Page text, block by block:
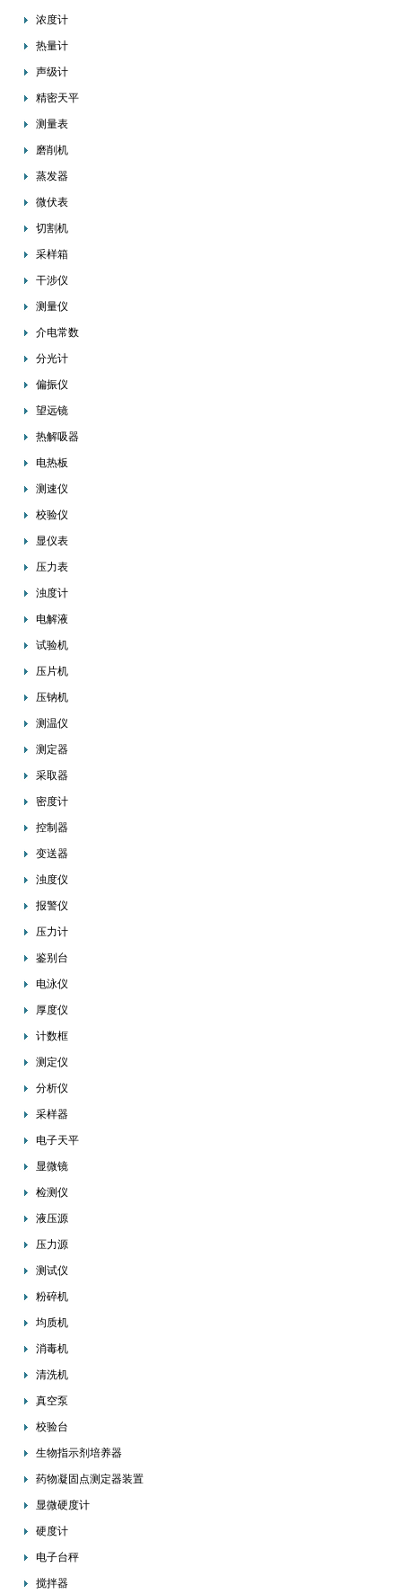
浓度计
热量计
声级计
精密天平
测量表
磨削机
蒸发器
微伏表
切割机
采样箱
干涉仪
测量仪
介电常数
分光计
偏振仪
望远镜
热解吸器
电热板
测速仪
校验仪
显仪表
压力表
浊度计
电解液
试验机
压片机
压钠机
测温仪
测定器
采取器
密度计
控制器
变送器
浊度仪
报警仪
压力计
鉴别台
电泳仪
厚度仪
计数框
测定仪
分析仪
采样器
电子天平
显微镜
检测仪
液压源
压力源
测试仪
粉碎机
均质机
消毒机
清洗机
真空泵
校验台
生物指示剂培养器
药物凝固点测定器装置
显微硬度计
硬度计
电子台秤
搅拌器